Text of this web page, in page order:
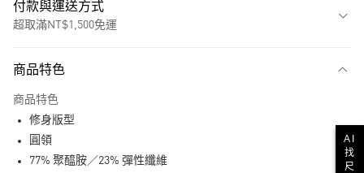
付款與運送方式
超取滿NT$1,500免運
LINE Pay
商品特色
商品特色
修身版型
圓領
77% 聚醯胺／23% 彈性纖維
AI
找
尺